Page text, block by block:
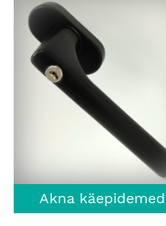
Akna käepidemed